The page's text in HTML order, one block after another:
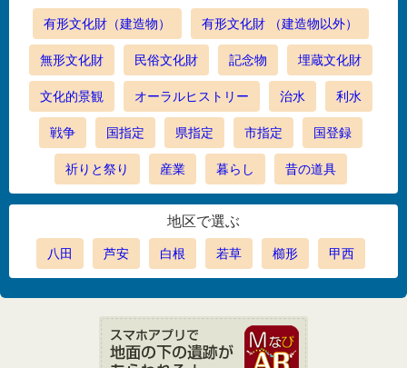
有形文化財（建造物） 有形文化財 （建造物以外）
無形文化財 民俗文化財 記念物 埋蔵文化財
文化的景観 オーラルヒストリー 治水 利水
戦争 国指定 県指定 市指定 国登録
祈りと祭り 産業 暮らし 昔の道具
地区で選ぶ
八田 芦安 白根 若草 櫛形 甲西